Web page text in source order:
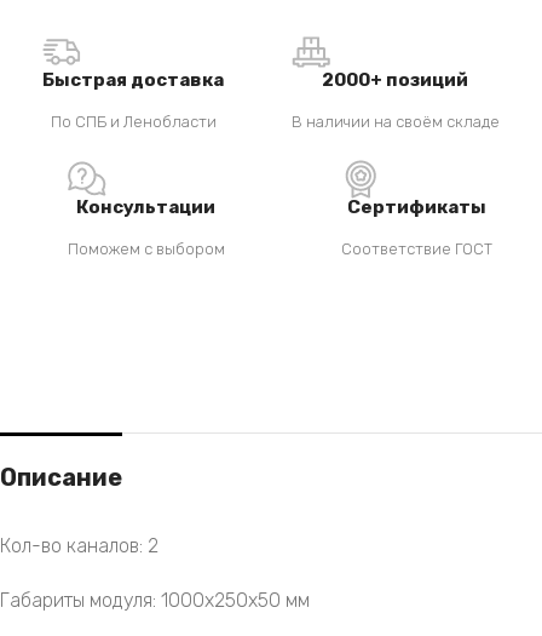
Быстрая доставка
По СПБ и Ленобласти
2000+ позиций
В наличии на своём складе
Консультации
Поможем с выбором
Сертификаты
Соответствие ГОСТ
Описание
Кол-во каналов: 2
Габариты модуля: 1000х250х50 мм